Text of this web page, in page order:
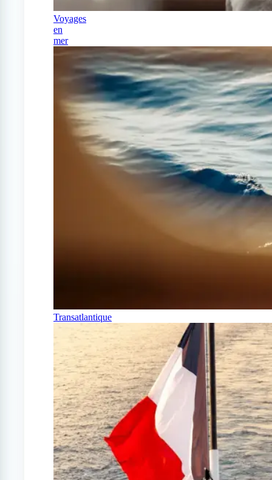
Voyages
en
mer
Transatlantique